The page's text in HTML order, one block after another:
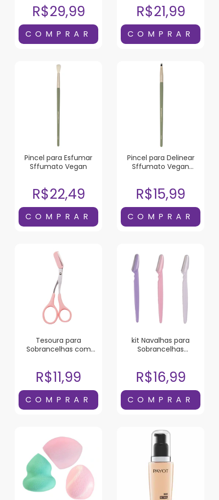
R$29,99 R$21,99
Pincel para Esfumar
Sffumato Vegan
R$22,49
Pincel para Delinear
Sffumato Vegan
R$15,99
Tesoura para
Sobrancelhas com
R$11,99
kit Navalhas para
Sobrancelhas
R$16,99